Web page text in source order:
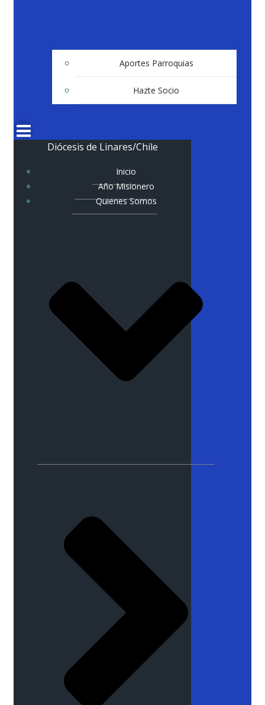
Aportes Parroquias
Hazte Socio
Diócesis de Linares/Chile
Inicio
Año Misionero
Quienes Somos